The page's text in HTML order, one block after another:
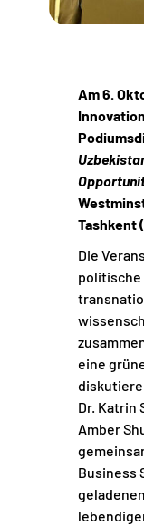
Am 6.
Tashkent
Die
politische
eine
Dr. Katrin
Amber
Business